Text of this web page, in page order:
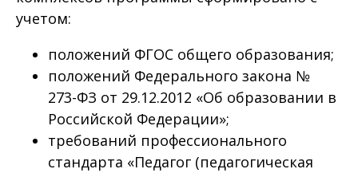
учетом:
положений ФГОС общего образования;
положений Федерального закона №
273-ФЗ от 29.12.2012 «Об образовании в
Российской Федерации»;
требований профессионального
стандарта «Педагог (педагогическая